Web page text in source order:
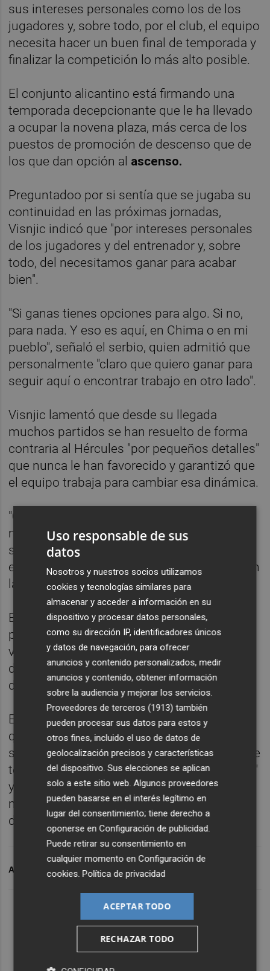
sus intereses personales como los de los
jugadores y, sobre todo, por el club, el equipo
necesita hacer un buen final de temporada y
finalizar la competición lo más alto posible.
El conjunto alicantino está firmando una
temporada decepcionante que le ha llevado
a ocupar la novena plaza, más cerca de los
puestos de promoción de descenso que de
los que dan opción al ascenso.
Preguntadoo por si sentía que se jugaba su
continuidad en las próximas jornadas,
Visnjic indicó que "por intereses personales
de los jugadores y del entrenador y, sobre
todo, del necesitamos ganar para acabar
bien".
"Si ganas tienes opciones para algo. Si no,
para nada. Y eso es aquí, en Chima o en mi
pueblo", señaló el serbio, quien admitió que
personalmente "claro que quiero ganar para
seguir aquí o encontrar trabajo en otro lado".
Visnjic lamentó que desde su llegada
muchos partidos se han resuelto de forma
contraria al Hércules "por pequeños detalles"
que nunca le han favorecido y garantizó que
el equipo trabaja para cambiar esa dinámica.
"Creo que la suerte hay que buscarla,
me revienta que todo lo que trabajamos no
se vea en los resultados", explicó el
entrenador, quien anunció varios cambios en
la alienación ante el Mestalla.
El técnico aseguró que él tampoco mira a la
parte baja de la tabla, como han señalado
varios de sus jugadores, y elogió la calidad
del filial del Valencia al señalar que se trata
de un rival "complicado y con talento".
El serbio descartó que el equipo pueda
quedar atenazado por el miedo al estar
situado en una posición tan delicada "porque
tenemos futbolistas con mucha experiencia"
y elogió su profesionalidad al desvelar lo
mucho que les afecta anímicamente cada
derrota.
ARCHIVADO EN HERCULES CF JOSIP VISNJIC
Uso responsable de sus
datos
Nosotros y nuestros socios utilizamos
cookies y tecnologías similares para
almacenar y acceder a información en su
dispositivo y procesar datos personales,
como su dirección IP, identificadores únicos
y datos de navegación, para ofrecer
anuncios y contenido personalizados, medir
anuncios y contenido, obtener información
sobre la audiencia y mejorar los servicios.
Proveedores de terceros (1913) también
pueden procesar sus datos para estos y
otros fines, incluido el uso de datos de
geolocalización precisos y características
del dispositivo. Sus elecciones se aplican
solo a este sitio web. Algunos proveedores
pueden basarse en el interés legítimo en
lugar del consentimiento; tiene derecho a
oponerse enConfiguración de publicidad.
Puede retirar su consentimiento en
cualquier momento enConfiguración de
cookies.Política de privacidad
ACEPTAR TODO
RECHAZAR TODO